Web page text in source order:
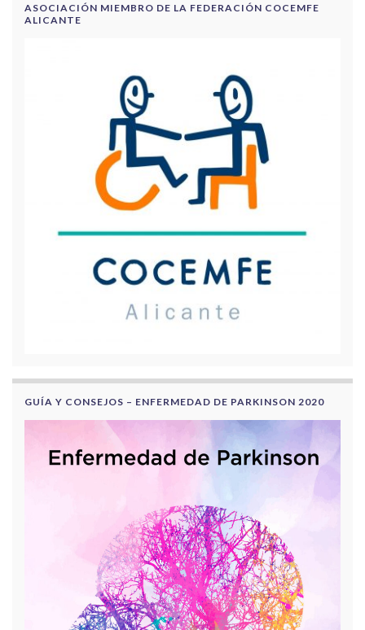
ASOCIACIÓN MIEMBRO DE LA FEDERACIÓN COCEMFE
ALICANTE
GUÍA Y CONSEJOS – ENFERMEDAD DE PARKINSON 2020